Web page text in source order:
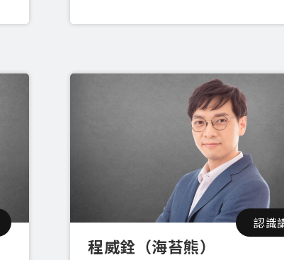
認識
程威銓（海苔熊）